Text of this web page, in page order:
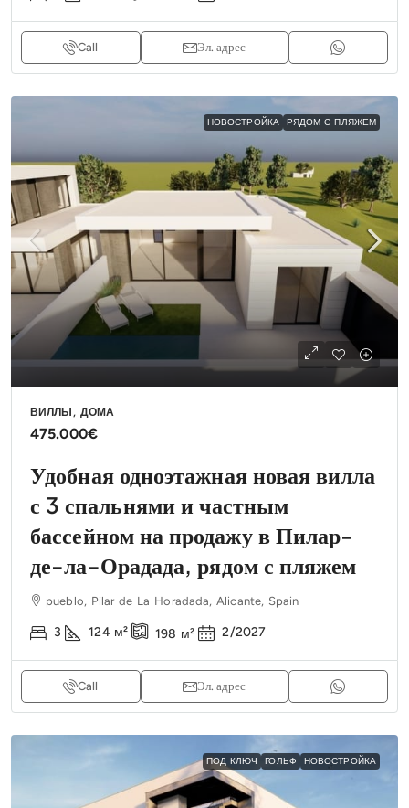
Call Эл. адрес
НОВОСТРОЙКА РЯДОМ С ПЛЯЖЕМ
ВИЛЛЫ, ДОМА
475.000€
Удобная одноэтажная новая вилла
с 3 спальнями и частным
бассейном на продажу в Пилар-
де-ла-Орадада, рядом с пляжем
pueblo, Pilar de La Horadada, Alicante, Spain
3 124 м² 198 м² 2/2027
Call Эл. адрес
ПОД КЛЮЧ ГОЛЬФ НОВОСТРОЙКА